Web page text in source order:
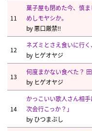
11
菓子屋も閉めた今、慎
めしモヤシか。
by悪口厳禁‼︎
12
ネズミとさえ食いに行く
by ヒゲオヤジ
13
何度まかない食べた？
by ヒゲオヤジ
14
かっこいい歌人さん相
次会行こっか？」
by ひつまぶし